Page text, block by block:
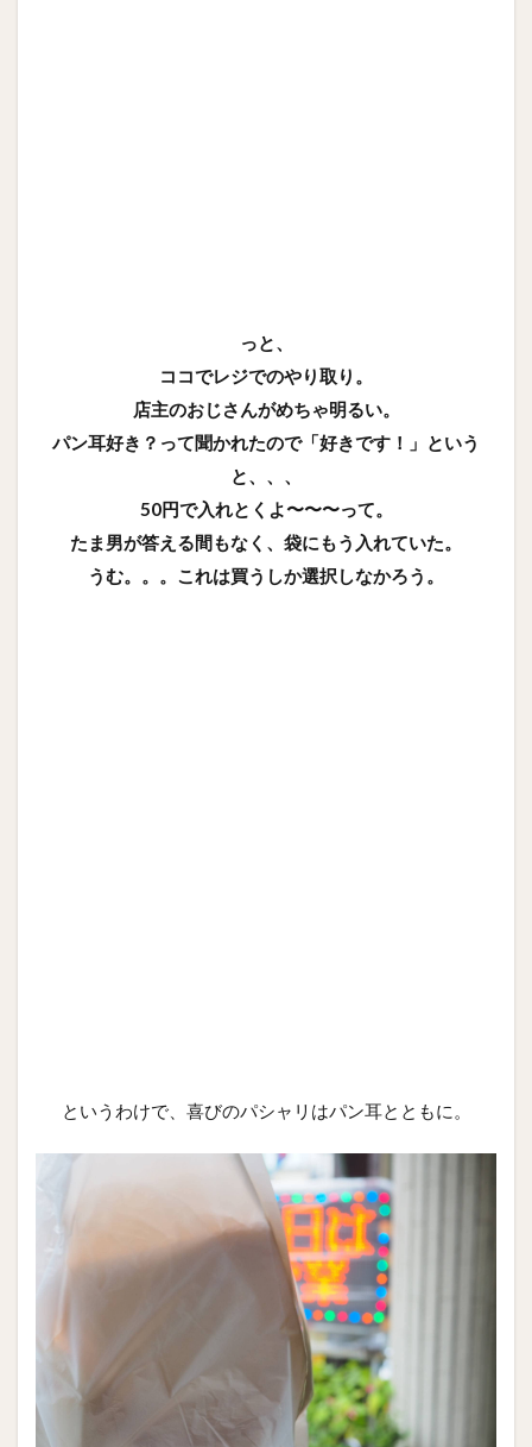
っと、
ココでレジでのやり取り。
店主のおじさんがめちゃ明るい。
パン耳好き？って聞かれたので「好きです！」という
と、、、
50円で入れとくよ〜〜〜って。
たま男が答える間もなく、袋にもう入れていた。
うむ。。。これは買うしか選択しなかろう。
というわけで、喜びのパシャリはパン耳とともに。